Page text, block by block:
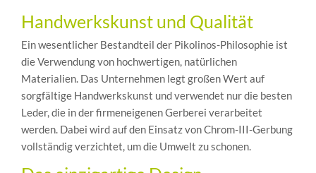
Handwerkskunst und Qualität
Ein wesentlicher Bestandteil der Pikolinos-Philosophie ist
die Verwendung von hochwertigen, natürlichen
Materialien. Das Unternehmen legt großen Wert auf
sorgfältige Handwerkskunst und verwendet nur die besten
Leder, die in der firmeneigenen Gerberei verarbeitet
werden. Dabei wird auf den Einsatz von Chrom-III-Gerbung
vollständig verzichtet, um die Umwelt zu schonen.